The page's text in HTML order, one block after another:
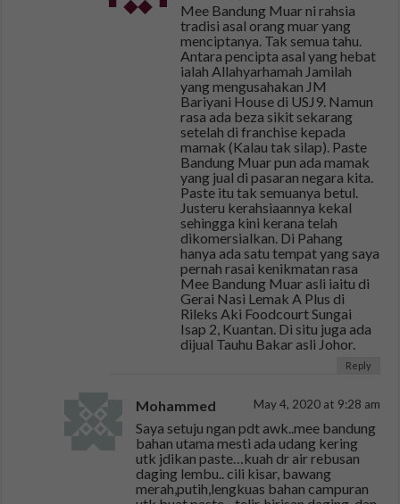
Mee Bandung Muar ni rahsia
tradisi asal orang muar yang
menciptanya. Tak semua tahu.
Antara pencipta asal yang hebat
ialah Allahyarhamah Jamilah
yang mengusahakan JM
Bariyani House di USJ9. Namun
rasa ada beza sikit sekarang
setelah di franchise kepada
mamak (Kalau tak silap). Paste
Bandung Muar pun ada mamak
yang jual di pasaran negara kita.
Paste itu tak semuanya betul.
Justeru kerahsiaannya kekal
sehingga kini kerana telah
dikomersialkan. Di Pahang
hanya ada satu tempat yang saya
pernah rasai kenikmatan rasa
Mee Bandung Muar asli iaitu di
Gerai Nasi Lemak A Plus di
Rileks Aki Foodcourt Sungai
Isap 2, Kuantan. Di situ juga ada
dijual Tauhu Bakar asli Johor.
Reply
Mohammed May 4, 2020 at 9:28 am
Saya setuju ngan pdt awk..mee bandung
bahan utama mesti ada udang kering
utk jdikan paste…kuah dr air rebusan
daging lembu.. cili kisar, bawang
merah,putih,lengkuas bahan campuran